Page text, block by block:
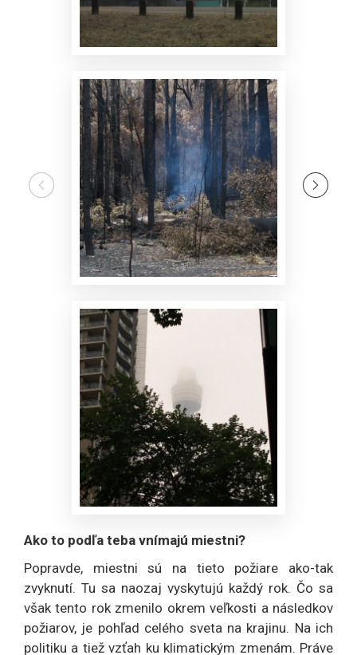
Ako to podľa teba vnímajú miestni?
Popravde, miestni sú na tieto požiare ako-tak
zvyknutí. Tu sa naozaj vyskytujú každý rok. Čo sa
však tento rok zmenilo okrem veľkosti a následkov
požiarov, je pohľad celého sveta na krajinu. Na ich
politiku a tiež vzťah ku klimatickým zmenám. Práve